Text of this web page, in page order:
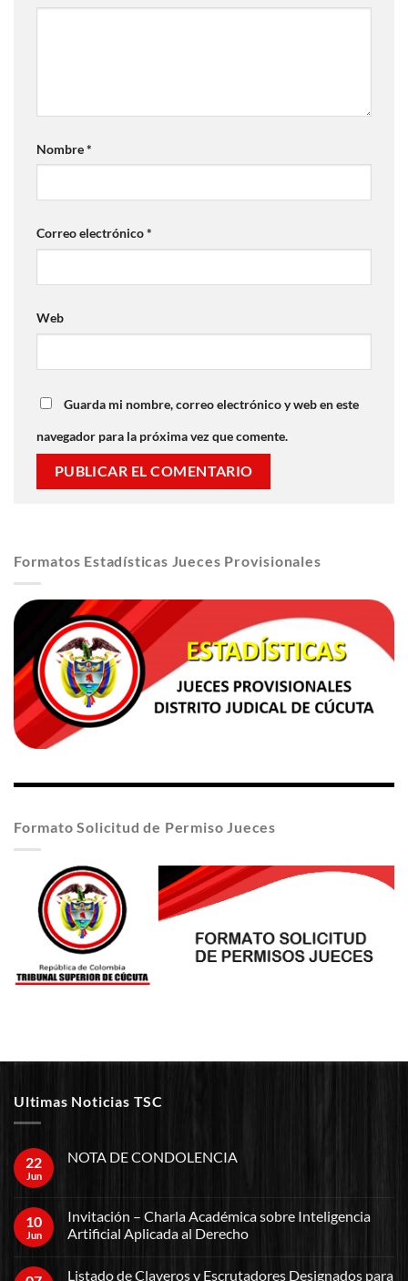
Nombre*
Correo electrónico*
Web
Guarda mi nombre, correo electrónico y web en este
navegador para la próxima vez que comente.
Formatos Estadísticas Jueces Provisionales
Formato Solicitud de Permiso Jueces
Ultimas Noticias TSC
22
Jun
NOTA DE CONDOLENCIA
10
Jun
Invitación – Charla Académica sobre Inteligencia
Artificial Aplicada al Derecho
Listado de Claveros y Escrutadores Designados para